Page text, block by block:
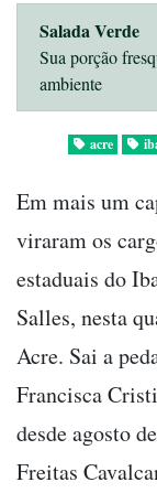
Salada Verde
Sua porção
ambiente
acre
Em mais um
viraram os
estaduais do
Salles, nesta
Acre. Sai a
Francisca
desde agosto
Freitas